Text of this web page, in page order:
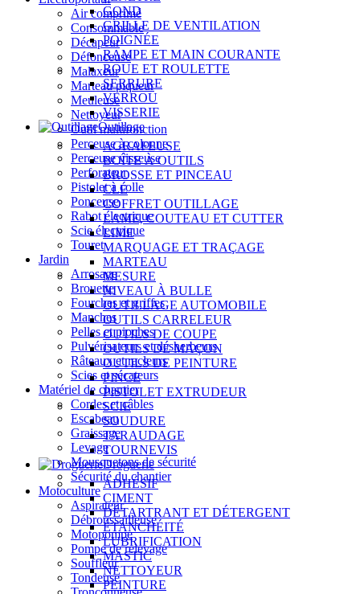
Air comprimé
Consommable
Décapeur
Défonceuse
Malaxeur
Marteau piqueur
Meuleuse
Nettoyeur
Outil multifonction
Perceuse à colonne
Perceuse visseuse
Perforateur
Pistolet à colle
Ponceuse
Rabot électrique
Scie électrique
Touret
Jardin
Arrosage
Brouette
Fourches et griffes
Manches
Pelles et pioches
Pulvérisateurs et désherbeurs
Râteaux et racleurs
Scies et sécateurs
Matériel de chantier
Cordes et câbles
Escabeau
Graissage
Levage
Mousquetons de sécurité
Sécurité du chantier
Motoculture
Aspirateur
Débroussailleuse
Motopompe
Pompe de relevage
Souffleur
Tondeuse
GOND
GRILLE DE VENTILATION
POIGNÉE
RAMPE ET MAIN COURANTE
ROUE ET ROULETTE
SERRURE
VERROU
VISSERIE
Outillage
AGRAFEUSE
BOÎTE À OUTILS
BROSSE ET PINCEAU
CLÉ
COFFRET OUTILLAGE
LAME, COUTEAU ET CUTTER
LIME
MARQUAGE ET TRAÇAGE
MARTEAU
MESURE
NIVEAU À BULLE
OUTILLAGE AUTOMOBILE
OUTILS CARRELEUR
OUTILS DE COUPE
OUTILS DE MAÇON
OUTILS DE PEINTURE
PINCE
PISTOLET EXTRUDEUR
SCIE
SOUDURE
TARAUDAGE
TOURNEVIS
Droguerie
ADHÉSIF
CIMENT
DÉTARTRANT ET DÉTERGENT
ÉTANCHÉITÉ
LUBRIFICATION
MASTIC
NETTOYEUR
PEINTURE